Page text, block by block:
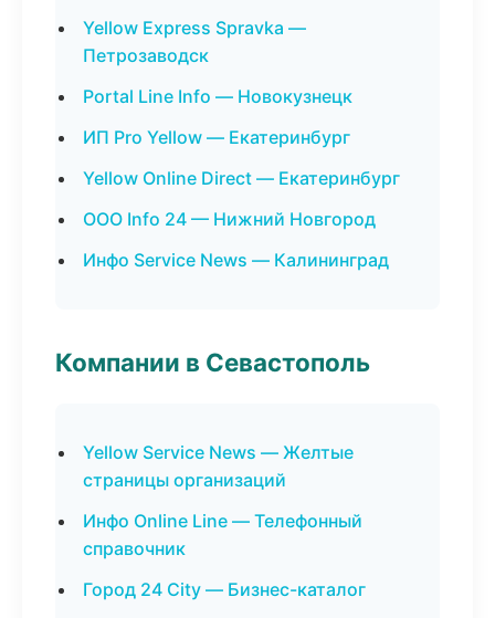
Yellow Express Spravka —
Петрозаводск
Portal Line Info — Новокузнецк
ИП Pro Yellow — Екатеринбург
Yellow Online Direct — Екатеринбург
ООО Info 24 — Нижний Новгород
Инфо Service News — Калининград
Компании в Севастополь
Yellow Service News — Желтые
страницы организаций
Инфо Online Line — Телефонный
справочник
Город 24 City — Бизнес-каталог